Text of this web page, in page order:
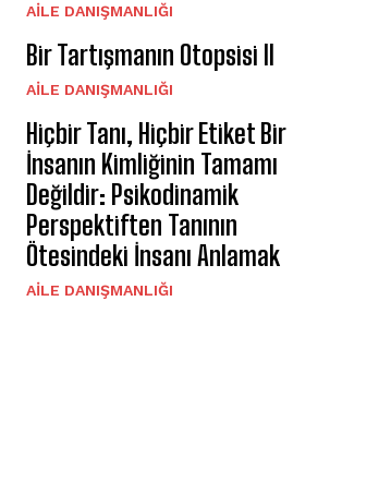
AILE DANIŞMANLIĞI
Bir Tartışmanın Otopsisi II
AILE DANIŞMANLIĞI
Hiçbir Tanı, Hiçbir Etiket Bir
İnsanın Kimliğinin Tamamı
Değildir: Psikodinamik
Perspektiften Tanının
Ötesindeki İnsanı Anlamak
AILE DANIŞMANLIĞI